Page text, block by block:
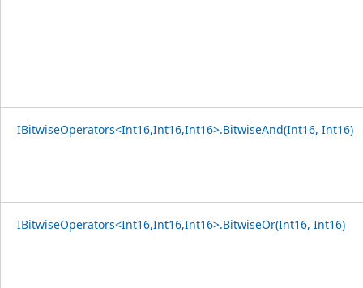
IBitwiseOperators<Int16,Int16,Int16>.BitwiseAnd(Int16, Int16)
IBitwiseOperators<Int16,Int16,Int16>.BitwiseOr(Int16, Int16)